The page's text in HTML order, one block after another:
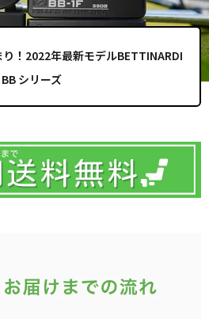
！2022年最新モデルBETTINARDI
BB シリーズ